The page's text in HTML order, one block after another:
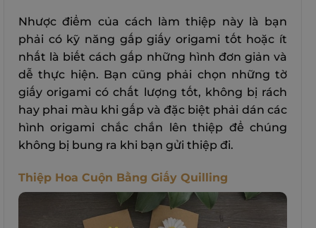
Nhược điểm của cách làm thiệp này là bạn
phải có kỹ năng gấp giấy origami tốt hoặc ít
nhất là biết cách gấp những hình đơn giản và
dễ thực hiện. Bạn cũng phải chọn những tờ
giấy origami có chất lượng tốt, không bị rách
hay phai màu khi gấp và đặc biệt phải dán các
hình origami chắc chắn lên thiệp để chúng
không bị bung ra khi bạn gửi thiệp đi.
Thiệp Hoa Cuộn Bằng Giấy Quilling